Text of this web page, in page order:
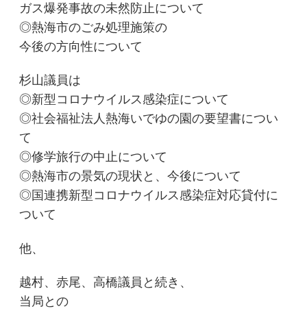
ガス爆発事故の未然防止について
◎熱海市のごみ処理施策の
今後の方向性について
杉山議員は
◎新型コロナウイルス感染症について
◎社会福祉法人熱海いでゆの園の要望書につい
て
◎修学旅行の中止について
◎熱海市の景気の現状と、今後について
◎国連携新型コロナウイルス感染症対応貸付に
ついて
他、
越村、赤尾、高橋議員と続き、
当局との